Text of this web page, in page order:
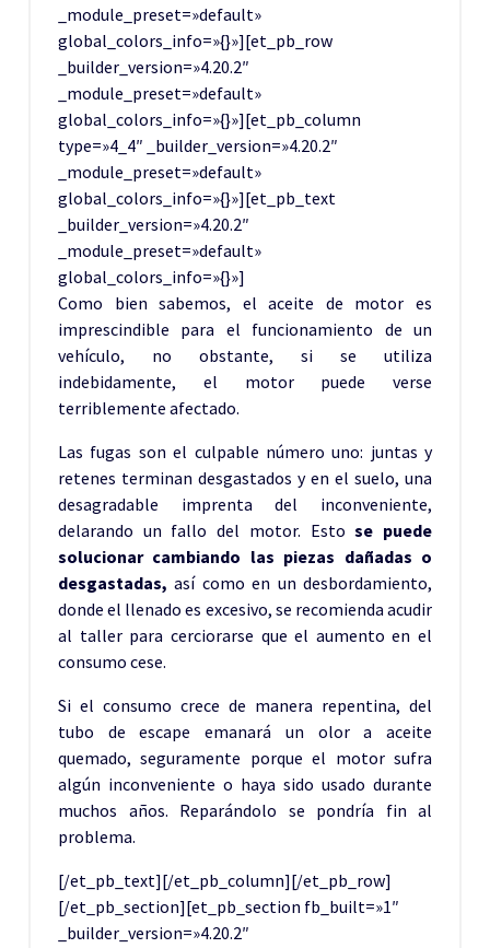
_module_preset=»default»
global_colors_info=»{}»][et_pb_row
_builder_version=»4.20.2″
_module_preset=»default»
global_colors_info=»{}»][et_pb_column
type=»4_4″ _builder_version=»4.20.2″
_module_preset=»default»
global_colors_info=»{}»][et_pb_text
_builder_version=»4.20.2″
_module_preset=»default»
global_colors_info=»{}»]
Como bien sabemos, el aceite de motor es
imprescindible para el funcionamiento de un
vehículo, no obstante, si se utiliza
indebidamente, el motor puede verse
terriblemente afectado.
Las fugas son el culpable número uno: juntas y
retenes terminan desgastados y en el suelo, una
desagradable imprenta del inconveniente,
delarando un fallo del motor. Estose puede
solucionar cambiando las piezas dañadas o
desgastadas, así como en un desbordamiento,
donde el llenado es excesivo, se recomienda acudir
al taller para cerciorarse queel aumento en el
consumo cese.
Si el consumo crece de manera repentina, del
tubo de escape emanará un olor a aceite
quemado, seguramente porque el motor sufra
algún inconveniente o haya sido usado durante
muchos años. Reparándolo se pondría fin al
problema.
[/et_pb_text][/et_pb_column][/et_pb_row]
[/et_pb_section][et_pb_section fb_built=»1″
_builder_version=»4.20.2″